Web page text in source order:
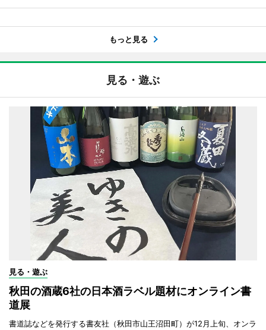
もっと見る
見る・遊ぶ
見る・遊ぶ
秋田の酒蔵6社の日本酒ラベル題材にオンライン書
道展
書道誌などを発行する書友社（秋田市山王沼田町）が12月上旬、オンラ